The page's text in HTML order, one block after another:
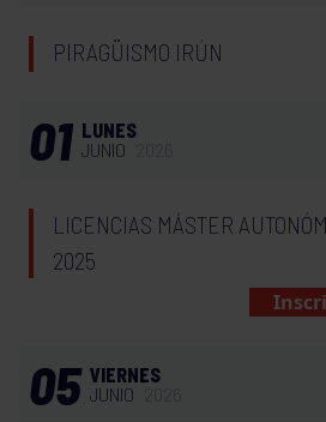
PIRAGÜISMO IRÚN
01 LUNES
JUNIO
LICENCIAS MÁSTER
2025
05 VIERNES
JUNIO